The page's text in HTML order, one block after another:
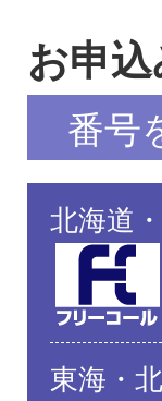
お申
番号
北海道
東海・